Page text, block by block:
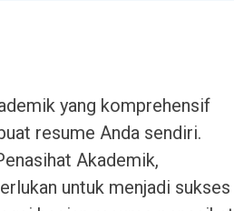
yang komprehensif
resume Anda sendiri.
Akademik,
untuk menjadi sukses